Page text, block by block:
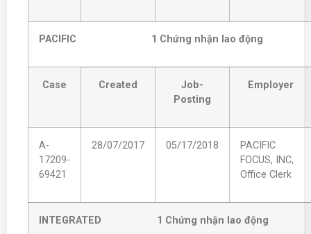
PACIFIC 1 Chứng nhận lao động
Case Created
Job-
Posting
Employer
A-
17209-
69421
28/07/2017 05/17/2018
PACIFIC
FOCUS, INC,
Office Clerk
INTEGRATED 1 Chứng nhận lao động